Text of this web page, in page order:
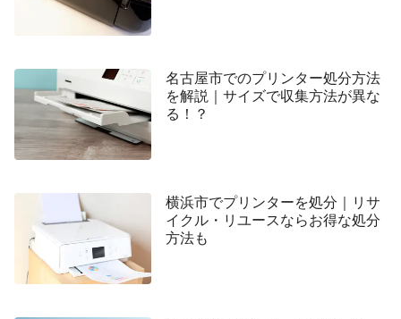
名古屋市でのプリンター処分方法
を解説｜サイズで収集方法が異な
る！？
横浜市でプリンターを処分｜リサ
イクル・リユースならお得な処分
方法も